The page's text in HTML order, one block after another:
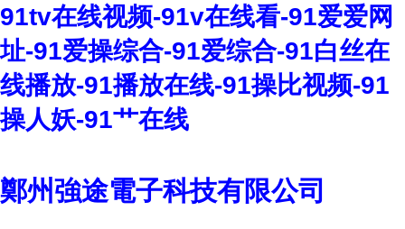
91tv在线视频-91v在线看-91爱爱网
址-91爱操综合-91爱综合-91白丝在
线播放-91播放在线-91操比视频-91
操人妖-91艹在线
鄭州強途電子科技有限公司